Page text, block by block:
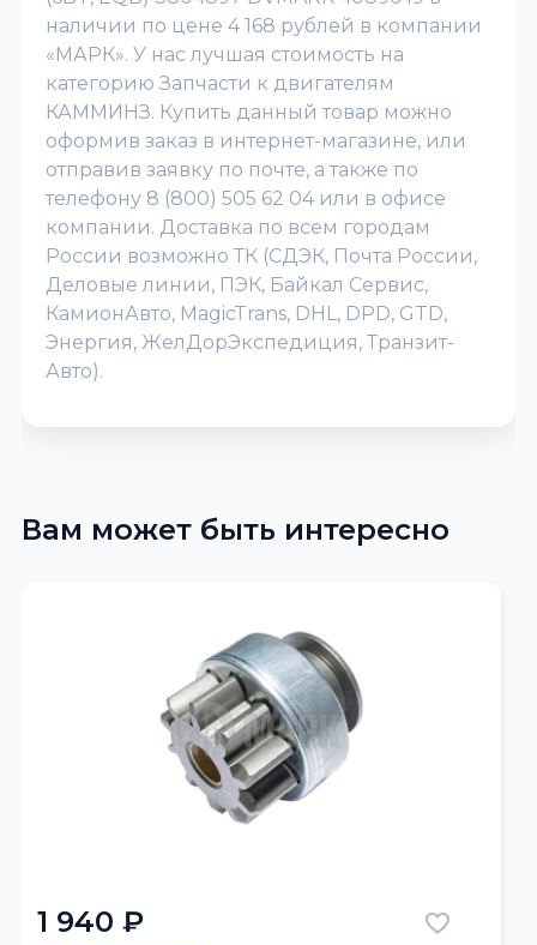
наличии по цене 4 168 рублей в компании
«МАРК». У нас лучшая стоимость на
категорию Запчасти к двигателям
КАММИНЗ. Купить данный товар можно
оформив заказ в интернет-магазине, или
отправив заявку по почте, а также по
телефону 8 (800) 505 62 04 или в офисе
компании. Доставка по всем городам
России возможно ТК (СДЭК, Почта России,
Деловые линии, ПЭК, Байкал Сервис,
КамионАвто, MagicTrans, DHL, DPD, GTD,
Энергия, ЖелДорЭкспедиция, Транзит-
Авто).
Вам может быть интересно
1 940 ₽